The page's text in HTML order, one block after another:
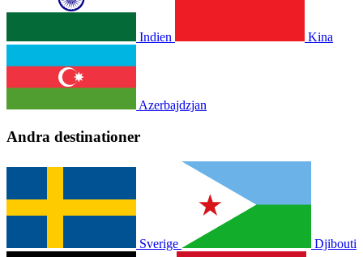
Indien Kina
Azerbajdzjan
Andra destinationer
Sverige Djibouti